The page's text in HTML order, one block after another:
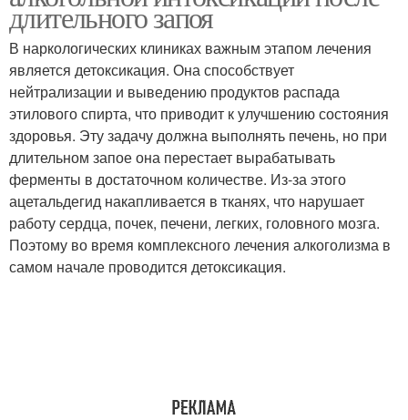
длительного запоя
В наркологических клиниках важным этапом лечения
является детоксикация. Она способствует
нейтрализации и выведению продуктов распада
этилового спирта, что приводит к улучшению состояния
здоровья. Эту задачу должна выполнять печень, но при
длительном запое она перестает вырабатывать
ферменты в достаточном количестве. Из-за этого
ацетальдегид накапливается в тканях, что нарушает
работу сердца, почек, печени, легких, головного мозга.
Поэтому во время комплексного лечения алкоголизма в
самом начале проводится детоксикация.